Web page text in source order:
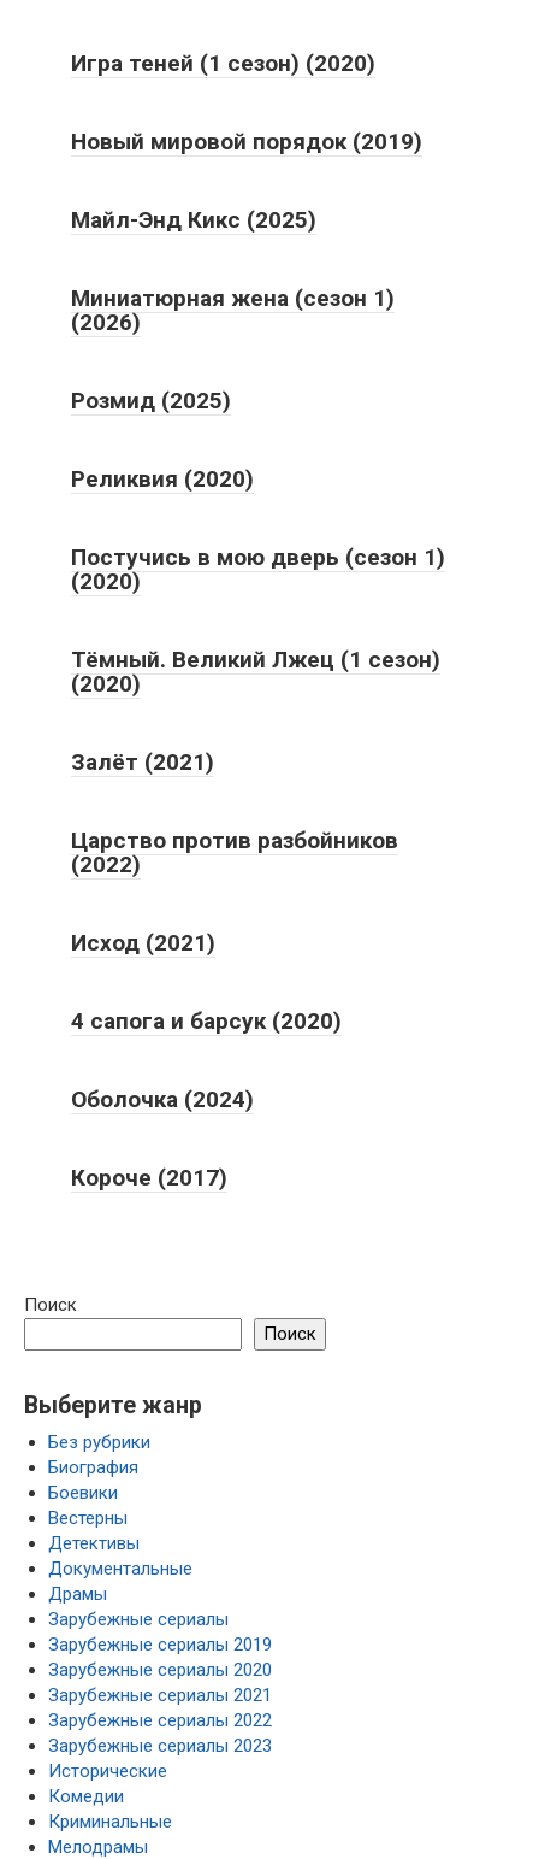
Игра теней (1 сезон) (2020)
Новый мировой порядок (2019)
Майл-Энд Кикс (2025)
Миниатюрная жена (сезон 1)
(2026)
Розмид (2025)
Реликвия (2020)
Постучись в мою дверь (сезон 1)
(2020)
Тёмный. Великий Лжец (1 сезон)
(2020)
Залёт (2021)
Царство против разбойников
(2022)
Исход (2021)
4 сапога и барсук (2020)
Оболочка (2024)
Короче (2017)
Поиск
Поиск
Выберите жанр
Без рубрики
Биография
Боевики
Вестерны
Детективы
Документальные
Драмы
Зарубежные сериалы
Зарубежные сериалы 2019
Зарубежные сериалы 2020
Зарубежные сериалы 2021
Зарубежные сериалы 2022
Зарубежные сериалы 2023
Исторические
Комедии
Криминальные
Мелодрамы